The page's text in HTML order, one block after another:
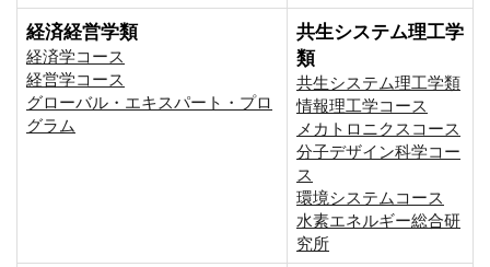
経済経営学類
経済学コース
経営学コース
グローバル・エキスパート・プロ
グラム
共生システム理工学
類
共生システム理工学類
情報理工学コース
メカトロニクスコース
分子デザイン科学コー
ス
環境システムコース
⽔素エネルギー総合研
究所